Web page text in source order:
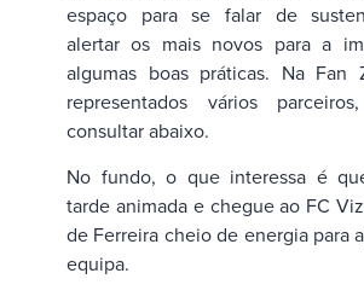
espaço para se falar de
alertar os mais novos para a
algumas boas práticas. Na Fan
representados vários
consultar abaixo.
No fundo, o que interessa é
tarde animada e chegue ao FC
de Ferreira cheio de energia para
equipa.